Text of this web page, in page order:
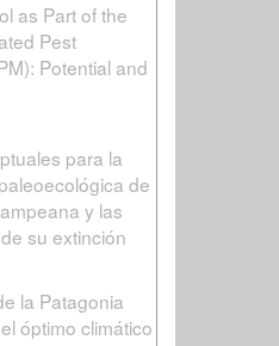
as Part of the
Pest
Potential and
para la
de
y las
su extinción
la Patagonia
óptimo climático